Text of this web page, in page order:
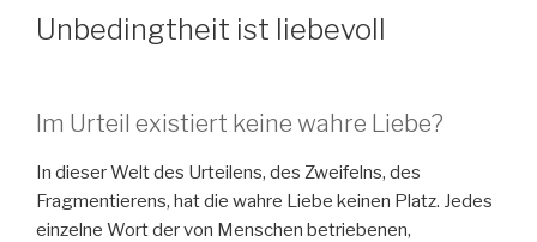
Unbedingtheit ist liebevoll
Im Urteil existiert keine wahre Liebe?
In dieser Welt des Urteilens, des Zweifelns, des
Fragmentierens, hat die wahre Liebe keinen Platz. Jedes
einzelne Wort der von Menschen betriebenen,